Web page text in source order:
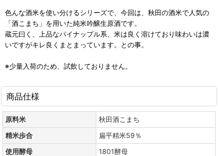
色んな酒米を使い分けるシリーズで、今回は、秋田の酒米で人気の
「酒こまち」を用いた純米吟醸生原酒です。
蔵元曰く、上品なパイナップル系、米は良く溶けており味わいは濃
いですがキレ良くまとまっています。との事。
※少量入荷のため、試飲しておりません。
商品仕様
原料米
秋田酒こまち
精米歩合
扁平精米59％
使用酵母
1801酵母